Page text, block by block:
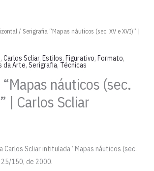
/ Serigrafia “Mapas náuticos (sec. XV e XVI)” |
, Carlos Scliar, Estilos, Figurativo, Formato,
da Arte, Serigrafia, Técnicas
náuticos (sec.
| Carlos Scliar
Carlos Scliar intitulada “Mapas náuticos (sec.
25/150, de 2000.